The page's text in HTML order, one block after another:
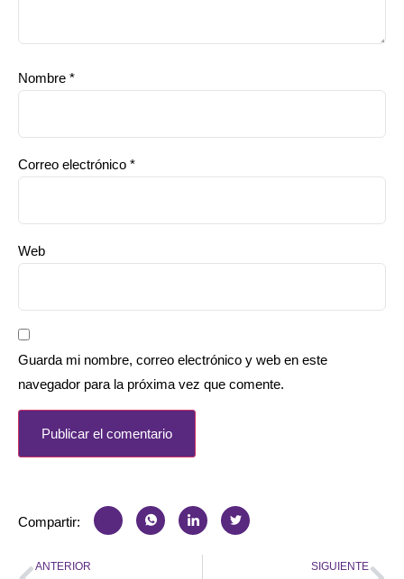
Nombre *
Correo electrónico *
Web
Guarda mi nombre, correo electrónico y web en este
navegador para la próxima vez que comente.
Compartir:
ANTERIOR SIGUIENTE